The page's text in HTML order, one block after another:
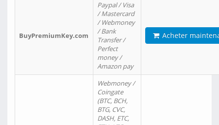
BuyPremiumKey.com
Paypal / Visa
/ Mastercard
/ Webmoney
/ Bank
Transfer /
Perfect
money /
Amazon pay
Acheter
Webmoney /
Coingate
(BTC, BCH,
BTG, CVC,
DASH, ETC,